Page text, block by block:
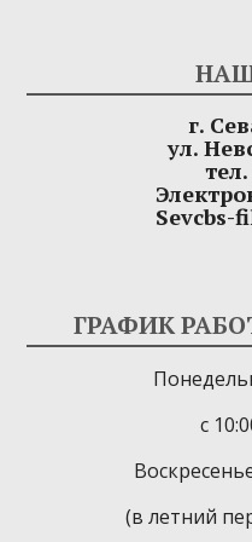
г.
ул.
Sevcbs-
ГРАФИК
с
(в летний